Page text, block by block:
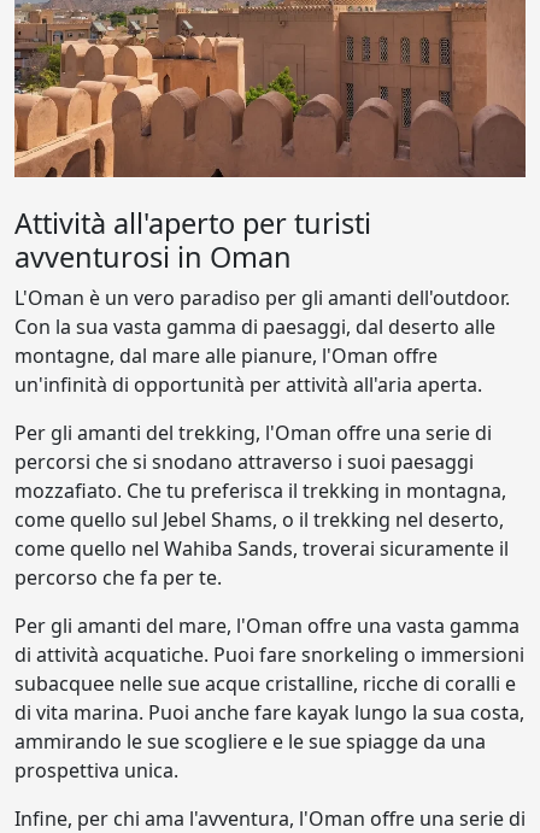
Attività all'aperto per turisti
avventurosi in Oman
L'Oman è un vero paradiso per gli amanti dell'outdoor.
Con la sua vasta gamma di paesaggi, dal deserto alle
montagne, dal mare alle pianure, l'Oman offre
un'infinità di opportunità per attività all'aria aperta.
Per gli amanti del trekking, l'Oman offre una serie di
percorsi che si snodano attraverso i suoi paesaggi
mozzafiato. Che tu preferisca il trekking in montagna,
come quello sul Jebel Shams, o il trekking nel deserto,
come quello nel Wahiba Sands, troverai sicuramente il
percorso che fa per te.
Per gli amanti del mare, l'Oman offre una vasta gamma
di attività acquatiche. Puoi fare snorkeling o immersioni
subacquee nelle sue acque cristalline, ricche di coralli e
di vita marina. Puoi anche fare kayak lungo la sua costa,
ammirando le sue scogliere e le sue spiagge da una
prospettiva unica.
Infine, per chi ama l'avventura, l'Oman offre una serie di